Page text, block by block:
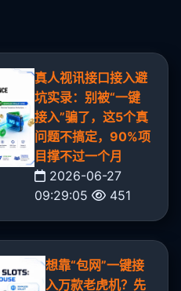
真人视讯接口接入避
坑实录：别被“一键
接入”骗了，这5个真
问题不搞定，90%项
目撑不过一个月
2026-06-27
09:29:05
451
想靠“包网”一键接
入万款老虎机？先